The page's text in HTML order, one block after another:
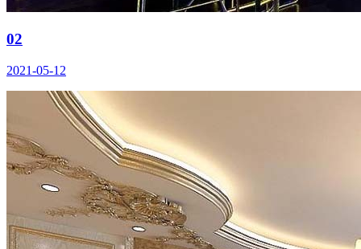
02
2021-05-12